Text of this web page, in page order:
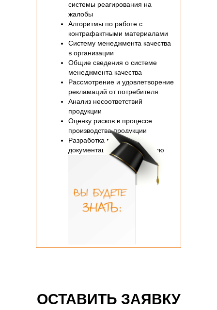
системы реагирования на
жалобы
Алгоритмы по работе с
контрафактными материалами
Систему менеджмента качества
в организации
Общие сведения о системе
менеджмента качества
Рассмотрение и удовлетворение
рекламаций от потребителя
Анализ несоответствий
продукции
Оценку рисков в процессе
производства продукции
Разработка внутренней
документации по управлению
рекламациями
ОСТАВИТЬ ЗАЯВКУ